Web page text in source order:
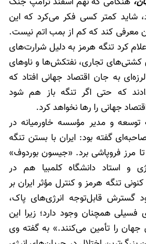
شاید کمتر کسی فکر می‌کرد که این
معرفی کند که کم از بمب اتم نیست.
کرد تنگه هرمز به دلیل شرارت‌های
کشتی‌های تجاری، نفتکش‌ها و ناوهای
به جان اقتصاد جهانی افتاد که
که حتی اگر تنگه باز هم شود
جهانی را رها نخواهد کرد.
توسعه و مدیر مؤسسه خاورمیانه در
گفته بود: ایران با بستن تنگه
مرز فروپاشی برد. «جیسون بوردوف»
و استاد دانشگاه کلمبیا هم در
تنگه هرمز و کنترل مؤثر ایران بر
گسترش قابل‌توجه انرژی‌های پاک،
همچنان وجود دارد؛ زیرا این
انرژی جهان را تأمین می‌کنند.» به گفته وی